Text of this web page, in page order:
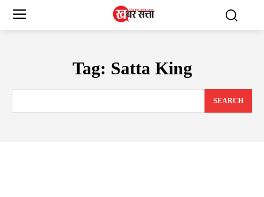
Tag: Satta King
SEARCH